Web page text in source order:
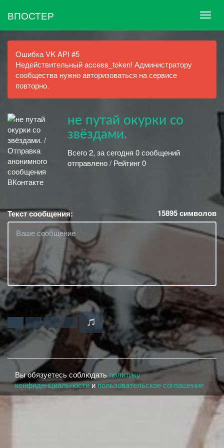
ВПОСТЕР
Ошибка VK API #5
Недействительный access_token! Администратору
сообщества нужно авторизоваться на сервисе
повторно.
не путай окурки со
звёздами.
Всего 2, за сегодня 0 сообщений
отправлено / Рейтинг 0
Текст сообщения: 15895символов
Вы обязуетесь соблюдать политику
конфиденциальности и пользовательское соглашение